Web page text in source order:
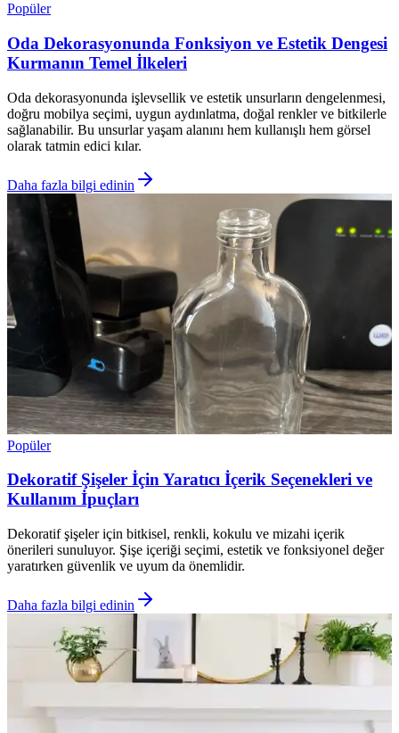
Popüler
Oda Dekorasyonunda Fonksiyon ve Estetik Dengesi
Kurmanın Temel İlkeleri
Oda dekorasyonunda işlevsellik ve estetik unsurların dengelenmesi,
doğru mobilya seçimi, uygun aydınlatma, doğal renkler ve bitkilerle
sağlanabilir. Bu unsurlar yaşam alanını hem kullanışlı hem görsel
olarak tatmin edici kılar.
Daha fazla bilgi edinin
Popüler
Dekoratif Şişeler İçin Yaratıcı İçerik Seçenekleri ve
Kullanım İpuçları
Dekoratif şişeler için bitkisel, renkli, kokulu ve mizahi içerik
önerileri sunuluyor. Şişe içeriği seçimi, estetik ve fonksiyonel değer
yaratırken güvenlik ve uyum da önemlidir.
Daha fazla bilgi edinin